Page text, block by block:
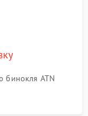
бинокля ATN